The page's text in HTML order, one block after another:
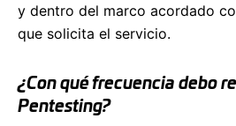
y dentro del marco acordado
que solicita el servicio.
¿Con qué frecuencia debo
Pentesting?